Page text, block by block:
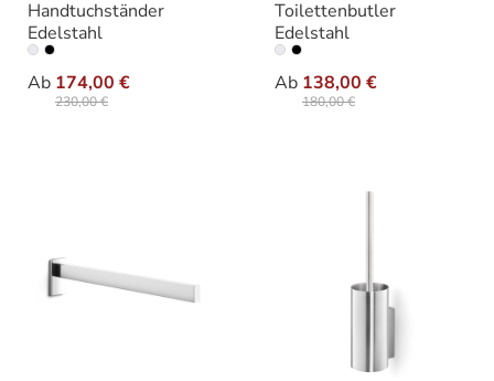
Handtuchständer
Edelstahl
Ab 174,00 €
230,00 €
Ausführung
Toilettenbutler
Edelstahl
Ab 138,00 €
180,00 €
Ausführung